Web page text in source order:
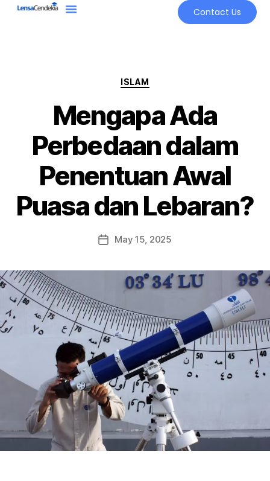
Contact Us
ISLAM
Mengapa Ada
Perbedaan dalam
Penentuan Awal
Puasa dan Lebaran?
May 15, 2025